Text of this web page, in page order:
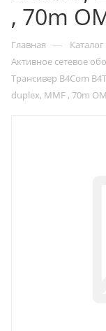
, 70m
Главная — Каталог
Активное сетевое
Трансивер B4Com
duplex, MMF , 70m